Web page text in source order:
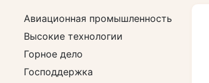
Авиационная промышленность
Высокие технологии
Горное дело
Господдержка